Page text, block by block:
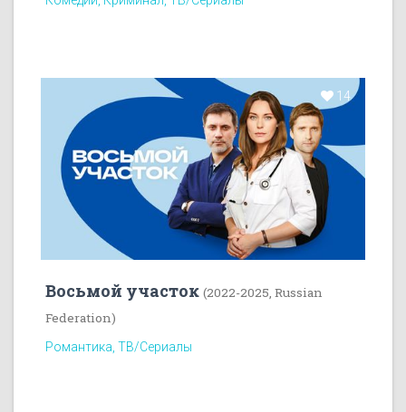
14
Восьмой участок (2022-2025, Russian
Federation)
Романтика, ТВ/Сериалы